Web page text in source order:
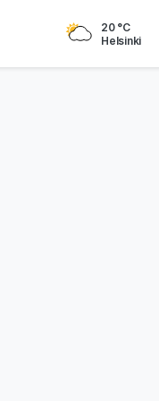
20 °C
Helsinki